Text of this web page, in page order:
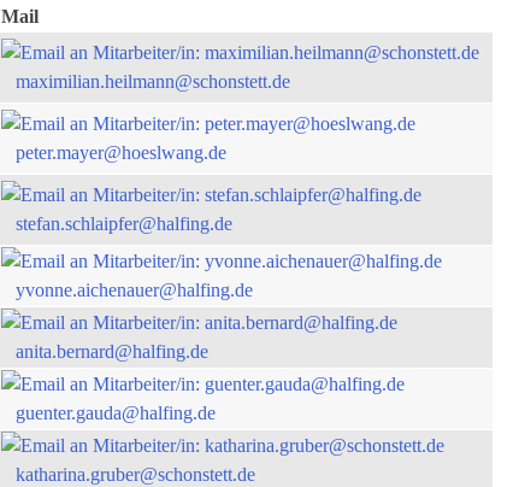
Mail
maximilian.heilmann@schonstett.de
peter.mayer@hoeslwang.de
stefan.schlaipfer@halfing.de
yvonne.aichenauer@halfing.de
anita.bernard@halfing.de
guenter.gauda@halfing.de
katharina.gruber@schonstett.de